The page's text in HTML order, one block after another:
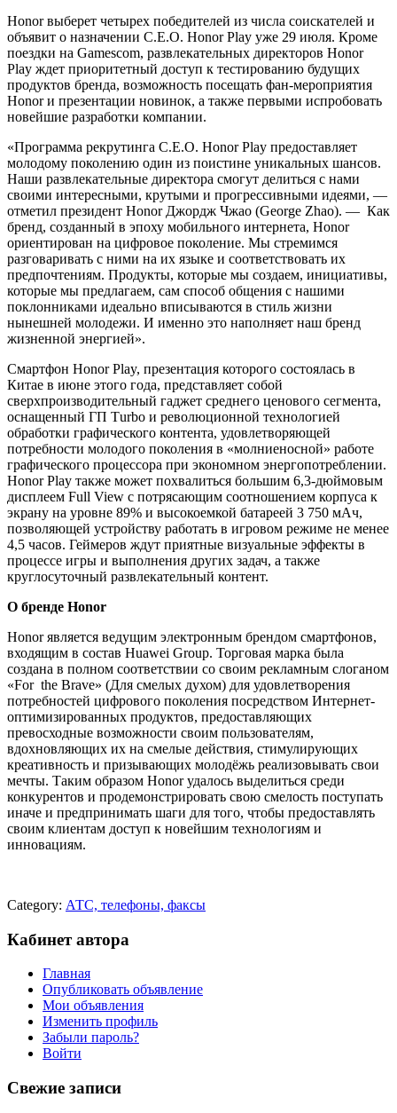
Honor выберет четырех победителей из числа соискателей и
объявит о назначении С.Е.О. Honor Play уже 29 июля. Кроме
поездки на Gamescom, развлекательных директоров Honor
Play ждет приоритетный доступ к тестированию будущих
продуктов бренда, возможность посещать фан-мероприятия
Honor и презентации новинок, а также первыми испробовать
новейшие разработки компании.
«Программа рекрутинга С.Е.О. Honor Play предоставляет
молодому поколению один из поистине уникальных шансов.
Наши развлекательные директора смогут делиться с нами
своими интересными, крутыми и прогрессивными идеями, —
отметил президент Honor Джордж Чжао (George Zhao). — Как
бренд, созданный в эпоху мобильного интернета, Honor
ориентирован на цифровое поколение. Мы стремимся
разговаривать с ними на их языке и соответствовать их
предпочтениям. Продукты, которые мы создаем, инициативы,
которые мы предлагаем, сам способ общения с нашими
поклонниками идеально вписываются в стиль жизни
нынешней молодежи. И именно это наполняет наш бренд
жизненной энергией».
Смартфон Honor Play, презентация которого состоялась в
Китае в июне этого года, представляет собой
сверхпроизводительный гаджет среднего ценового сегмента,
оснащенный ГП Тurbo и революционной технологией
обработки графического контента, удовлетворяющей
потребности молодого поколения в «молниеносной» работе
графического процессора при экономном энергопотреблении.
Honor Play также может похвалиться большим 6,3-дюймовым
дисплеем Full View с потрясающим соотношением корпуса к
экрану на уровне 89% и высокоемкой батареей 3 750 мАч,
позволяющей устройству работать в игровом режиме не менее
4,5 часов. Геймеров ждут приятные визуальные эффекты в
процессе игры и выполнения других задач, а также
круглосуточный развлекательный контент.
О бренде Honor
Honor является ведущим электронным брендом смартфонов,
входящим в состав Huawei Group. Торговая марка была
создана в полном соответствии со своим рекламным слоганом
«For the Brave» (Для смелых духом) для удовлетворения
потребностей цифрового поколения посредством Интернет-
оптимизированных продуктов, предоставляющих
превосходные возможности своим пользователям,
вдохновляющих их на смелые действия, стимулирующих
креативность и призывающих молодёжь реализовывать свои
мечты. Таким образом Honor удалось выделиться среди
конкурентов и продемонстрировать свою смелость поступать
иначе и предпринимать шаги для того, чтобы предоставлять
своим клиентам доступ к новейшим технологиям и
инновациям.
Category: АТС, телефоны, факсы
Кабинет автора
Главная
Опубликовать объявление
Мои объявления
Изменить профиль
Забыли пароль?
Войти
Свежие записи